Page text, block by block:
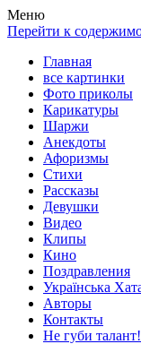
Весела хата —
клипы!
Покажем всем ваши
рассказы, видео и
Меню
Перейти к
Главная
все картинки
Фото приколы
Карикатуры
Шаржи
Анекдоты
Афоризмы
Стихи
Рассказы
Девушки
Видео
Клипы
Кино
Поздравления
Українська
Авторы
Контакты
Не губи талант!